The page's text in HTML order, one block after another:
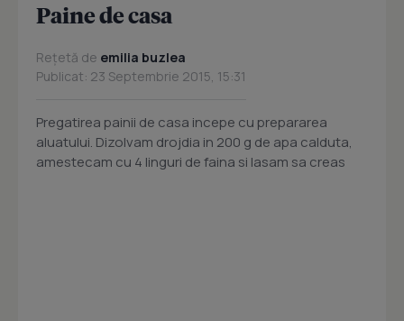
Paine de casa
Rețetă de emilia buzlea
Publicat: 23 Septembrie 2015, 15:31
Pregatirea painii de casa incepe cu prepararea
aluatului. Dizolvam drojdia in 200 g de apa calduta,
amestecam cu 4 linguri de faina si lasam sa creas